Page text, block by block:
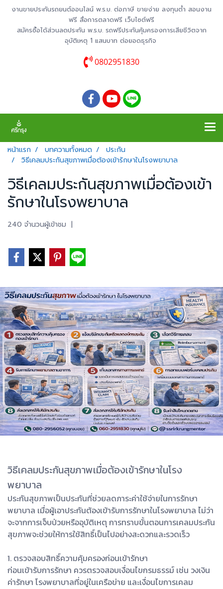
งานขายประกันรถยนต์ออนไลน์ พ.ร.บ. ต่อภาษี ขายง่าย ลงทุนต่ำ สอนงาน
ฟรี สื่อการตลาดฟรี เว็บไซต์ฟรี
สมัครซื้อได้ส่วนลดประกัน พ.ร.บ. รถฟรีประกันคุ้มครองการเสียชีวิตจาก
อุบัติเหตุ 1 แสนบาท ต่อยอดธุรกิจ
0802951830
หน้าแรก บทความทั้งหมด
ประกัน
วิธีเคลมประกันสุขภาพเมื่อต้องเข้ารักษาในโรงพยาบาล
วิธีเคลมประกันสุขภาพเมื่อต้องเข้า
รักษาในโรงพยาบาล
240 จำนวนผู้เข้าชม |
วิธีเคลมประกันสุขภาพเมื่อต้องเข้ารักษาในโรง
พยาบาล
ประกันสุขภาพเป็นประกันที่ช่วยลดภาระค่าใช้จ่ายในการรักษา
พยาบาล เมื่อผู้เอาประกันต้องเข้ารับการรักษาในโรงพยาบาล ไม่ว่า
จะจากการเจ็บป่วยหรืออุบัติเหตุ การทราบขั้นตอนการเคลมประกัน
สุขภาพจะช่วยให้การใช้สิทธิ์เป็นไปอย่างสะดวกและรวดเร็ว
1. ตรวจสอบสิทธิ์ความคุ้มครองก่อนเข้ารักษา
ก่อนเข้ารับการรักษา ควรตรวจสอบเงื่อนไขกรมธรรม์ เช่น วงเงิน
ค่ารักษา โรงพยาบาลที่อยู่ในเครือข่าย และเงื่อนไขการเคลม